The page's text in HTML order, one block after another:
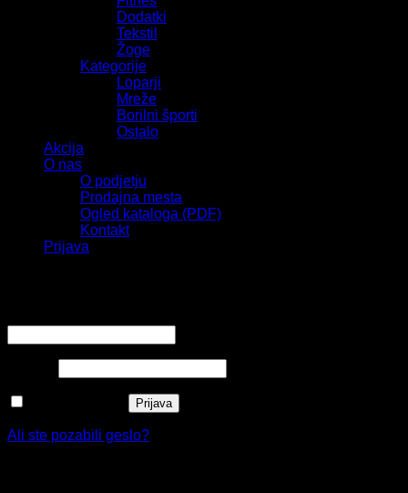
Dodatki
Tekstil
Žoge
Kategorije
Loparji
Mreže
Borilni športi
Ostalo
Akcija
O nas
O podjetju
Prodajna mesta
Ogled kataloga (PDF)
Kontakt
Prijava
Prijava
Ali ste pozabili geslo?